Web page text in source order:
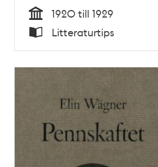
Tid
1920 till 1929
Typ
Litteraturtips